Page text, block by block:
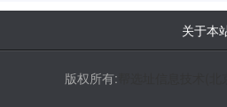
关于本
版权所有: